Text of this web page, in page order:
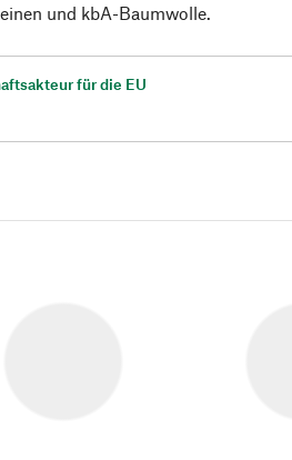
und kbA-Baumwolle.
für die EU